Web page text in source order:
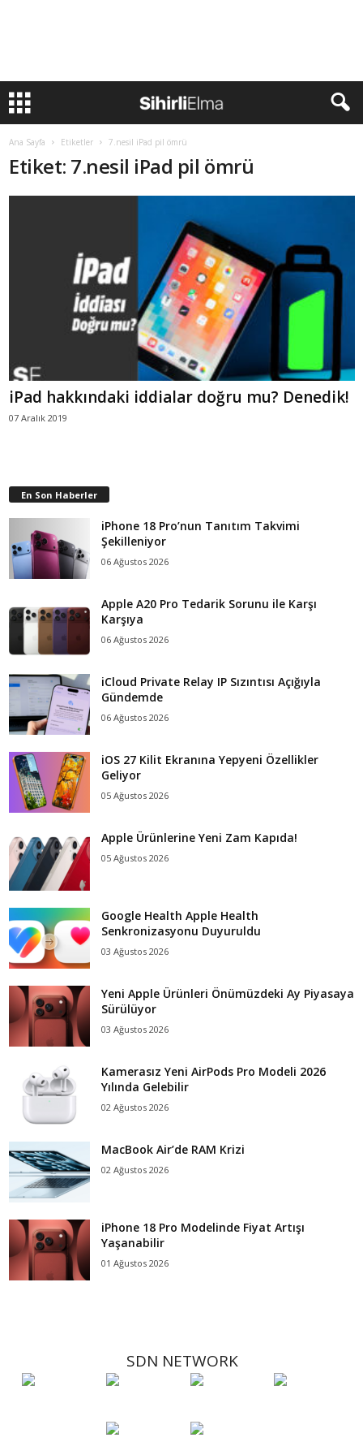
Ana Sayfa Etiketler 7.nesil iPad pil ömrü
Etiket: 7.nesil iPad pil ömrü
iPad hakkındaki iddialar doğru mu? Denedik!
07 Aralık 2019
En Son Haberler
iPhone 18 Pro’nun Tanıtım Takvimi
Şekilleniyor
06 Ağustos 2026
Apple A20 Pro Tedarik Sorunu ile Karşı
Karşıya
06 Ağustos 2026
iCloud Private Relay IP Sızıntısı Açığıyla
Gündemde
06 Ağustos 2026
iOS 27 Kilit Ekranına Yepyeni Özellikler
Geliyor
05 Ağustos 2026
Apple Ürünlerine Yeni Zam Kapıda!
05 Ağustos 2026
Google Health Apple Health
Senkronizasyonu Duyuruldu
03 Ağustos 2026
Yeni Apple Ürünleri Önümüzdeki Ay Piyasaya
Sürülüyor
03 Ağustos 2026
Kamerasız Yeni AirPods Pro Modeli 2026
Yılında Gelebilir
02 Ağustos 2026
MacBook Air’de RAM Krizi
02 Ağustos 2026
iPhone 18 Pro Modelinde Fiyat Artışı
Yaşanabilir
01 Ağustos 2026
SDN NETWORK